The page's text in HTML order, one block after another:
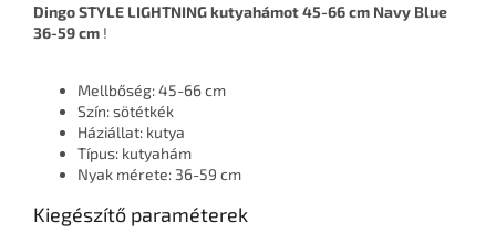
Dingo STYLE LIGHTNING kutyahámot 45-66 cm Navy Blue
36-59 cm !
Mellbőség: 45-66 cm
Szín: sötétkék
Háziállat: kutya
Típus: kutyahám
Nyak mérete: 36-59 cm
Kiegészítő paraméterek